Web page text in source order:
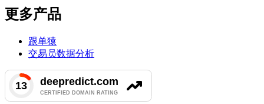
更多产品
跟单猿
交易员数据分析